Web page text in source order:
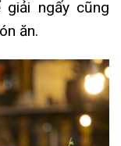
giải ngấy cũng
ăn.